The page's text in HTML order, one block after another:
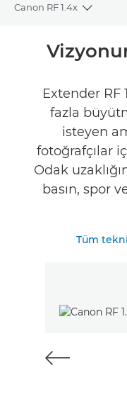
Canon RF 1.4x
Toggle
Genel Bakış
İncelemeler
Extender RF
fazla
isteyen
fotoğrafçılar
Odak
basın, spor
Tüm